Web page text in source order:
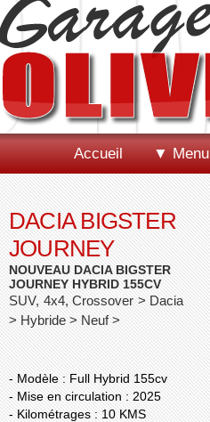
Accueil ▼ Menu
DACIA BIGSTER
JOURNEY
NOUVEAU DACIA BIGSTER
JOURNEY HYBRID 155CV
SUV, 4x4, Crossover > Dacia
> Hybride > Neuf >
- Modèle : Full Hybrid 155cv
- Mise en circulation : 2025
- Kilométrages : 10 KMS